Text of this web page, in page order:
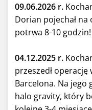
09.06.2026 r.
Dorian pojechał na
potrwa 8-10 godzin!
04.12.2025 r.
przeszedł operację
Barcelona. Na jego
halo gravity, który